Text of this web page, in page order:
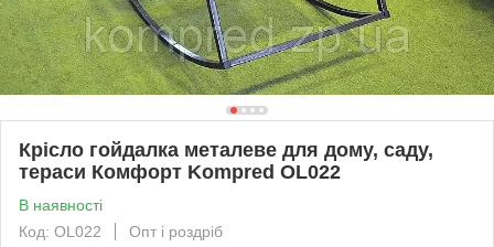
Крісло гойдалка металеве для дому, саду,
тераси Комфорт Kompred OL022
В наявності
Код: OL022
Опт і роздріб